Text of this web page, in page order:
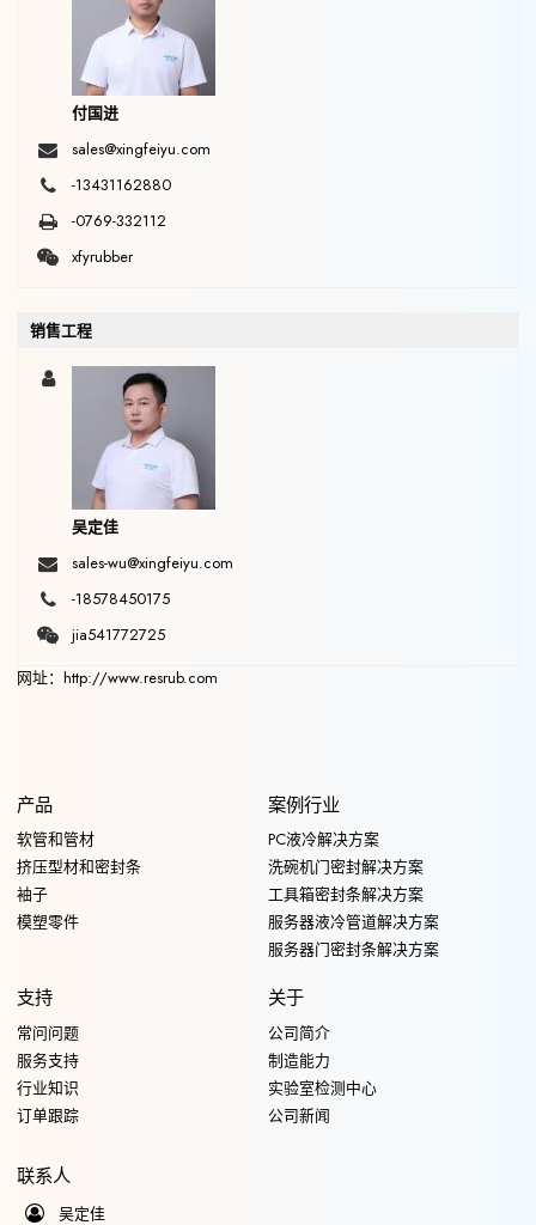
付国进
sales@xingfeiyu.com
-13431162880
-0769-332112
xfyrubber
销售工程
吴定佳
sales-wu@xingfeiyu.com
-18578450175
jia541772725
网址：http://www.resrub.com
产品
软管和管材
挤压型材和密封条
袖子
模塑零件
案例行业
PC液冷解决方案
洗碗机门密封解决方案
工具箱密封条解决方案
服务器液冷管道解决方案
服务器门密封条解决方案
支持
常问问题
服务支持
行业知识
订单跟踪
关于
公司简介
制造能力
实验室检测中心
公司新闻
联系人
吴定佳